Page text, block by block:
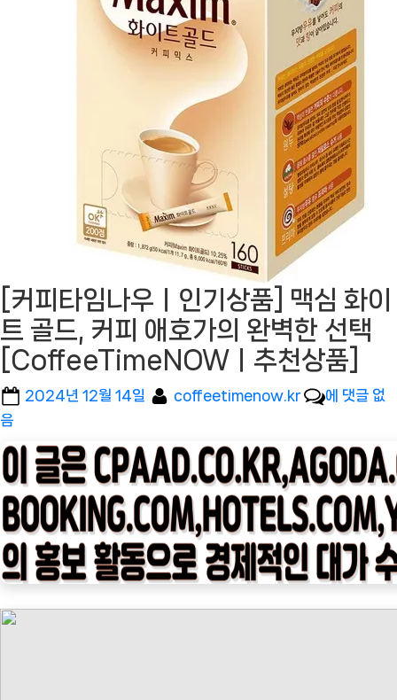
[커피타임나우ㅣ인기상품] 맥심 화이
트 골드, 커피 애호가의 완벽한 선택
[CoffeeTimeNOWㅣ추천상품]
Posted
2024년 12월 14일 By
coffeetimenow.kr
[커
타
임
나
우
ㅣ
인
에 댓글 없
음